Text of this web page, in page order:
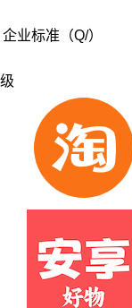
企业标准（Q/）
级